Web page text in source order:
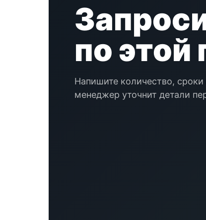
по этой
Напишите количество,
менеджер уточнит детали